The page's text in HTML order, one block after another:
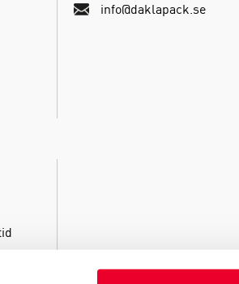
info@daklapack.se